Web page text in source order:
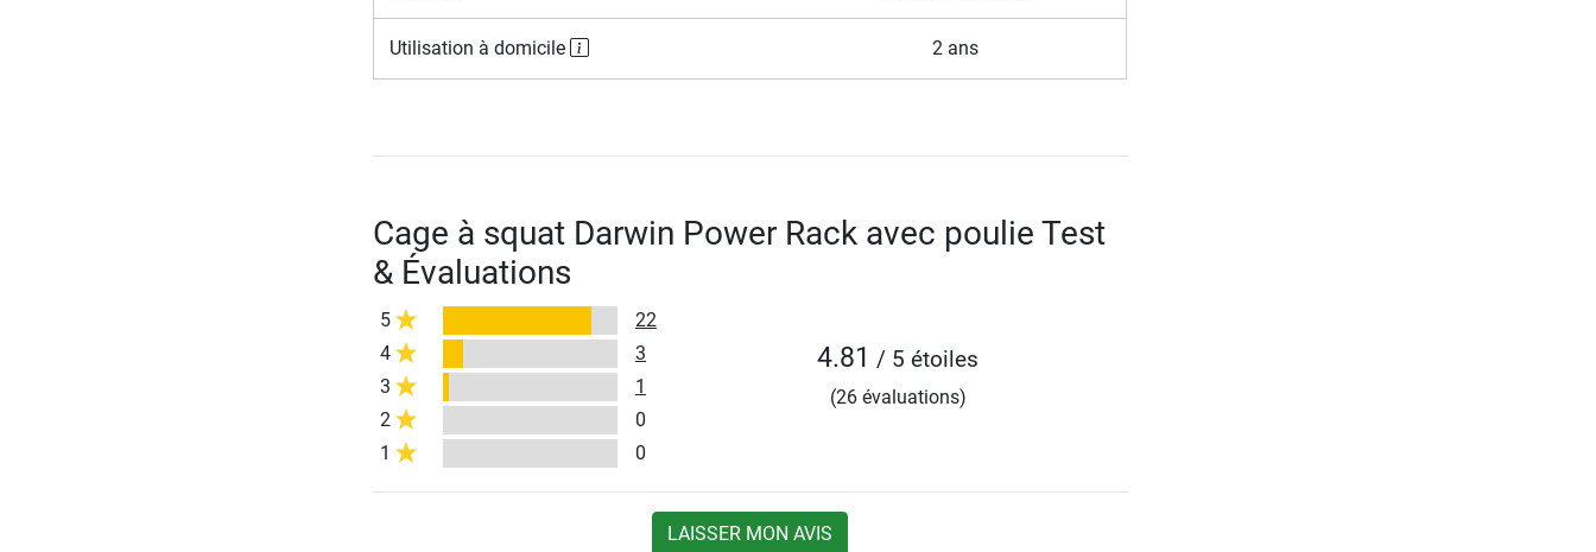
Utilisation à domicile 2 ans
Cage à squat Darwin Power Rack avec poulie Test
& Évaluations
5
22
4
3
3
1
2
0
1
0
4.81 / 5 étoiles
(26 évaluations)
LAISSER MON AVIS